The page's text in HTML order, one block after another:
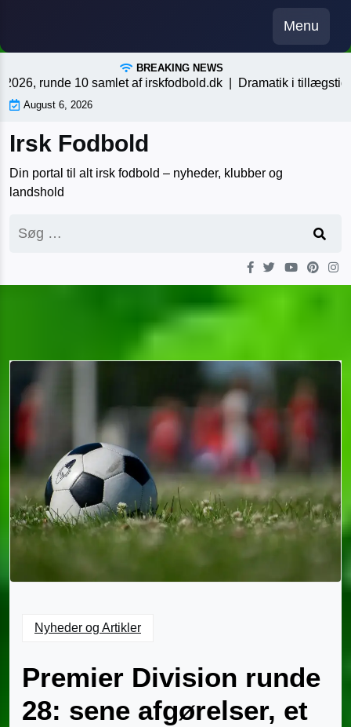
content
Menu
BREAKING NEWS
10 samlet af irskfodbold.dk |Dramatik i tillægstiden, en
August 6, 2026
Irsk Fodbold
Din portal til alt irsk fodbold – nyheder, klubber og
landshold
efter:
Nyheder og Artikler
Premier Division runde
28: sene afgørelser, et